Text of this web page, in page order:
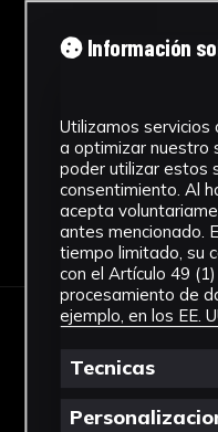
Información
Utilizamos
a optimizar nuestro
poder utilizar estos
consentimiento. Al
acepta
antes mencionado.
tiempo limitado, su
con el Artículo 49
procesamiento de
ejemplo, en los EE.
Tecnicas